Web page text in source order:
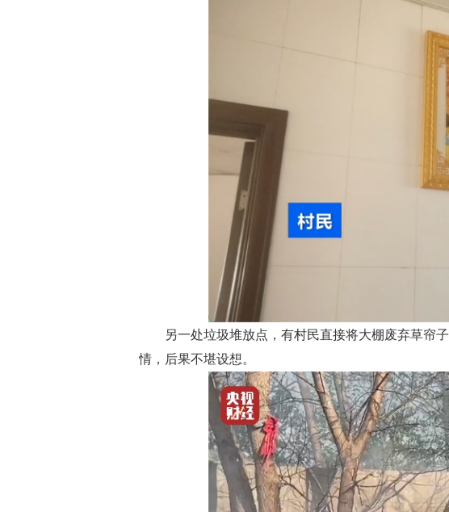
另一处垃圾堆放点，有村民直接将大棚废弃草帘
情，后果不堪设想。